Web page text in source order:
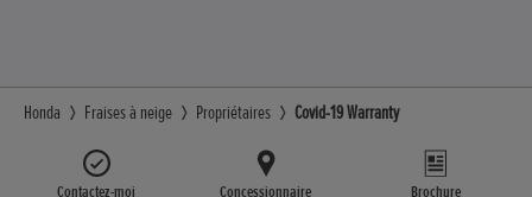
Honda Fraises à neige Propriétaires Covid-19 Warranty
Contactez-moi Concessionnaire Brochure